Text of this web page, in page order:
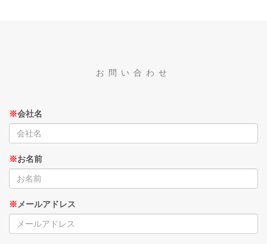
お問い合わせ
※会社名
※お名前
※メールアドレス